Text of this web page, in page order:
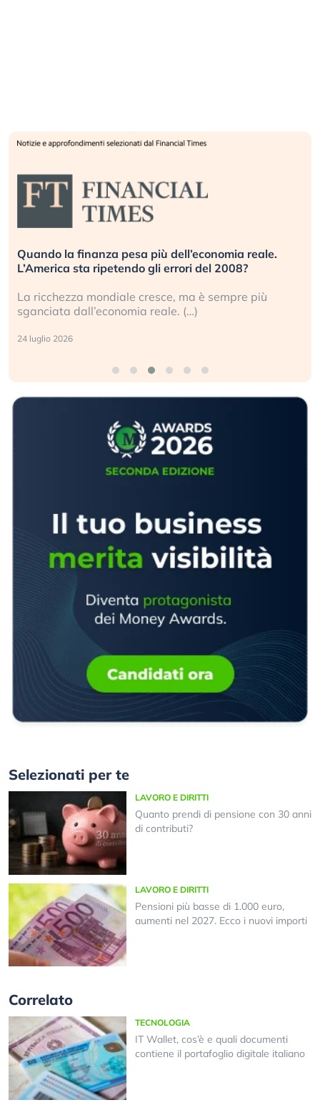
Russia e Cina pronti a spegnere Starlink. Gli
investitori stanno sottovalutando il rischio?
Gli investitori tech continuano a ignorare il rischio
geopolitico: il (…)
17 luglio 2026
Selezionati per te
LAVORO E DIRITTI
Quanto prendi di pensione con 30 anni
di contributi?
LAVORO E DIRITTI
Pensioni più basse di 1.000 euro,
aumenti nel 2027. Ecco i nuovi importi
Correlato
TECNOLOGIA
IT Wallet, cos’è e quali documenti
contiene il portafoglio digitale italiano